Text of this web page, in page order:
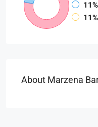
11%
11%
About Marzena